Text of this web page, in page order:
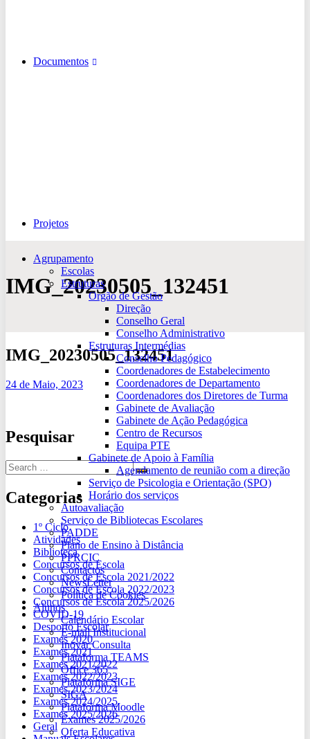
Documentos
Projetos
Agrupamento
Escolas
Estruturas
Orgão de Gestão
Direção
Conselho Geral
Conselho Administrativo
Estruturas Intermédias
Conselho Pedagógico
Coordenadores de Estabelecimento
Coordenadores de Departamento
Coordenadores dos Diretores de Turma
Gabinete de Avaliação
Gabinete de Ação Pedagógica
Centro de Recursos
Equipa PTE
Gabinete de Apoio à Família
Agendamento de reunião com a direção
Serviço de Psicologia e Orientação (SPO)
Horário dos serviços
Autoavaliação
Serviço de Bibliotecas Escolares
PADDE
Plano de Ensino à Distância
PPRCIC
Contactos
NewsLetter
Política de Cookies
Alunos
Calendário Escolar
E-mail Institucional
Inovar Consulta
Plataforma TEAMS
Office 365
Plataforma SIGE
SIGA
Plataforma Moodle
Exames 2025/2026
Oferta Educativa
IMG_20230505_132451
IMG_20230505_132451
24 de Maio, 2023
Pesquisar
Categorias
1º Ciclo
Atividades
Biblioteca
Concursos de Escola
Concursos de Escola 2021/2022
Concursos de Escola 2022/2023
Concursos de Escola 2025/2026
COVID-19
Desporto Escolar
Exames 2020
Exames 2021
Exames 2021/2022
Exames 2022/2023
Exames 2023/2024
Exames 2024/2025
Exames 2025/2026
Geral